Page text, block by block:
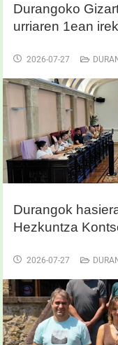
Durangoko
urriaren 1ean
2026-07-27
Durangok
Hezkuntza
2026-07-27